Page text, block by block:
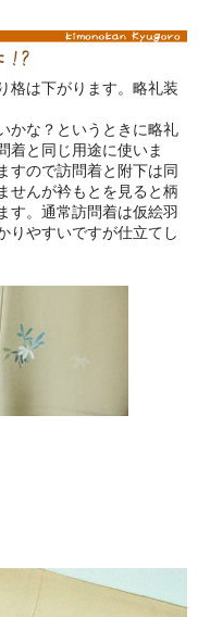
格は下がります。略礼装
かな？というときに略礼
着と同じ用途に使いま
すので訪問着と附下は同
せんが衿もとを見ると柄
す。通常訪問着は仮絵羽
りやすいですが仕立てし